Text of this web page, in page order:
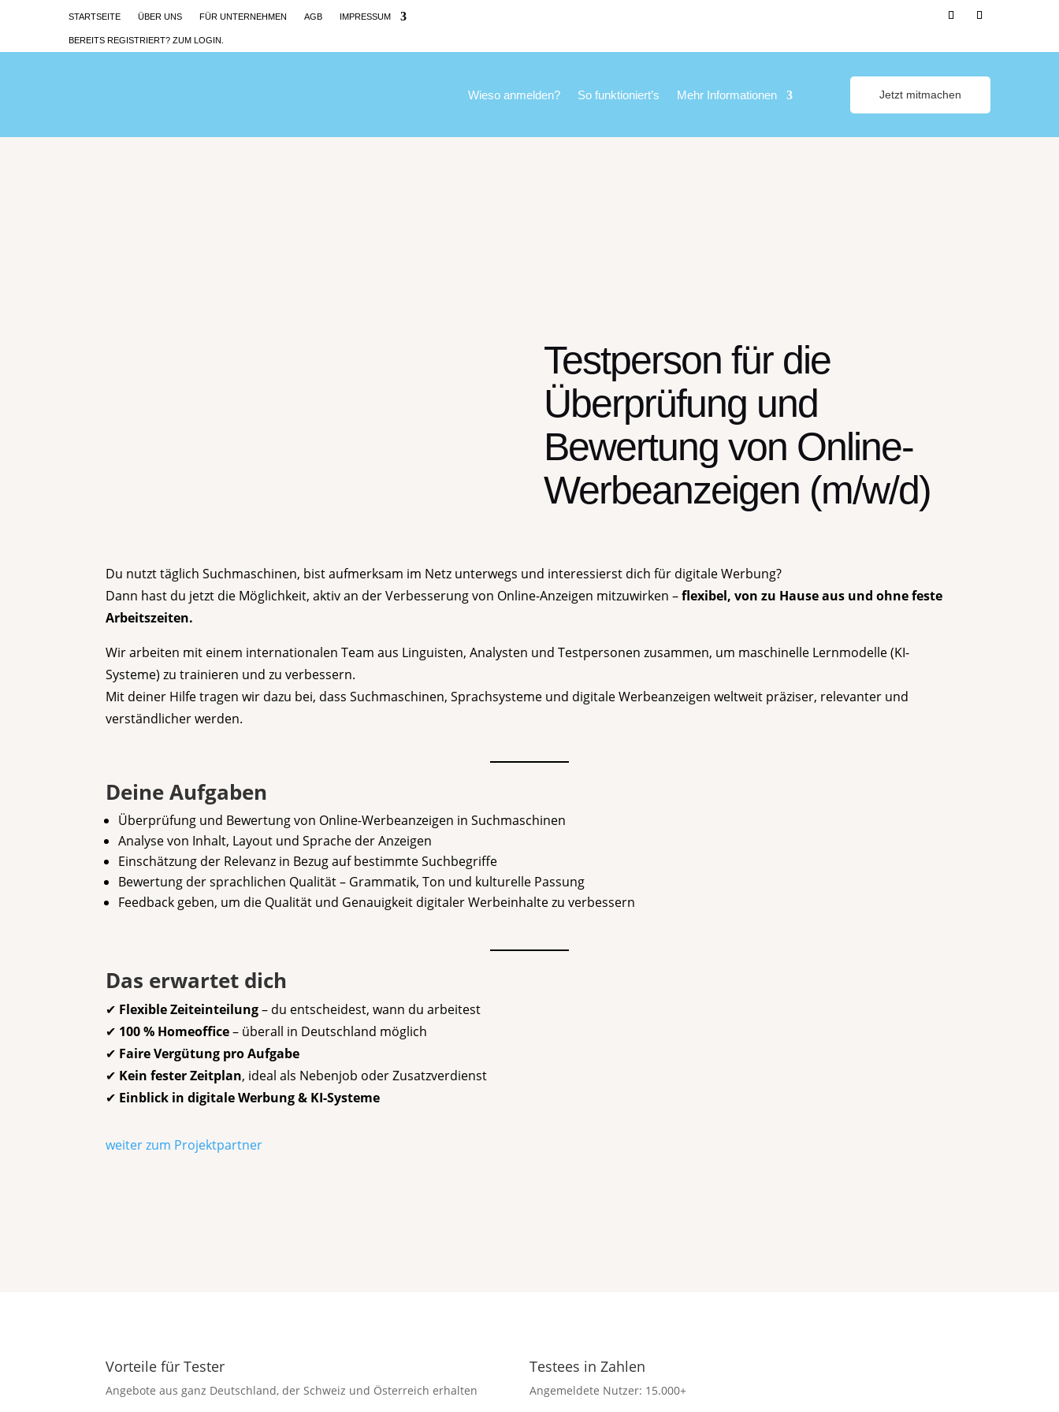
STARTSEITE ÜBER UNS FÜR UNTERNEHMEN AGB IMPRESSUM
BEREITS REGISTRIERT? ZUM LOGIN.
Wieso anmelden? So funktioniert’s Mehr Informationen Jetzt mitmachen
Testperson für die
Überprüfung und
Bewertung von Online-
Werbeanzeigen (m/w/d)
Du nutzt täglich Suchmaschinen, bist aufmerksam im Netz unterwegs und interessierst dich für digitale Werbung?
Dann hast du jetzt die Möglichkeit, aktiv an der Verbesserung von Online-Anzeigen mitzuwirken –flexibel, von zu Hause aus und ohne feste
Arbeitszeiten.
Wir arbeiten mit einem internationalen Team aus Linguisten, Analysten und Testpersonen zusammen, um maschinelle Lernmodelle (KI-
Systeme) zu trainieren und zu verbessern.
Mit deiner Hilfe tragen wir dazu bei, dass Suchmaschinen, Sprachsysteme und digitale Werbeanzeigen weltweit präziser, relevanter und
verständlicher werden.
Deine Aufgaben
Überprüfung und Bewertung von Online-Werbeanzeigen in Suchmaschinen
Analyse von Inhalt, Layout und Sprache der Anzeigen
Einschätzung der Relevanz in Bezug auf bestimmte Suchbegriffe
Bewertung der sprachlichen Qualität – Grammatik, Ton und kulturelle Passung
Feedback geben, um die Qualität und Genauigkeit digitaler Werbeinhalte zu verbessern
Das erwartet dich
✔ Flexible Zeiteinteilung– du entscheidest, wann du arbeitest
✔ 100 % Homeoffice– überall in Deutschland möglich
✔ Faire Vergütung pro Aufgabe
✔ Kein fester Zeitplan, ideal als Nebenjob oder Zusatzverdienst
✔ Einblick in digitale Werbung & KI-Systeme
weiter zum Projektpartner
Vorteile für Tester
Angebote aus ganz Deutschland, der Schweiz und Österreich erhalten
Testees in Zahlen
Angemeldete Nutzer: 15.000+